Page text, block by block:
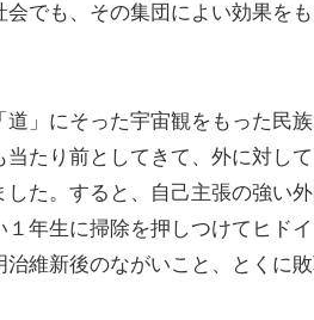
でも、その集団によい効果を
」にそった宇宙観をもった民
たり前としてきて、外に対し
た。すると、自己主張の強い
年生に掃除を押しつけてヒドイ
維新後のながいこと、とくに